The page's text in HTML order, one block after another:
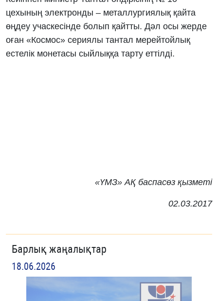
цехының электронды – металлургиялық қайта
өңдеу учаскесінде болып қайтты. Дәл осы жерде
оған «Космос» сериялы тантал мерейтойлық
естелік монетасы сыйлыққа тарту еттілді.
«ҮМЗ» АҚ баспасөз қызметі
02.03.2017
Барлық жаңалықтар
18.06.2026